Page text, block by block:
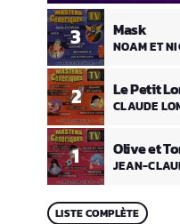
1 Olive et
JEAN-
2 Le Petit
CLAUDE
3 Mask
NOAM ET
LISTE COMPLÈTE